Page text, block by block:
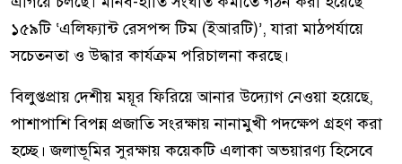
১৫৯টি ‘এলিফ্যান্ট রেসপন্স টিম (ইআরটি)’, যারা মাঠপর্যায়ে
সচেতনতা ও উদ্ধার কার্যক্রম পরিচালনা করছে।
বিলুপ্তপ্রায় দেশীয় ময়ূর ফিরিয়ে আনার উদ্যোগ নেওয়া হয়েছে,
পাশাপাশি বিপন্ন প্রজাতি সংরক্ষায় নানামুখী পদক্ষেপ গ্রহণ করা
হচ্ছে। জলাভূমির সুরক্ষায় কয়েকটি এলাকা অভয়ারণ্য হিসেবে